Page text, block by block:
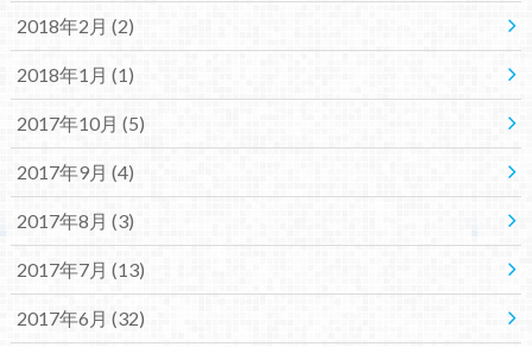
2018年2月 (2)
2018年1月 (1)
2017年10月 (5)
2017年9月 (4)
2017年8月 (3)
2017年7月 (13)
2017年6月 (32)